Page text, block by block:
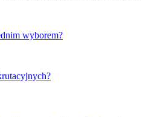
wyborem?